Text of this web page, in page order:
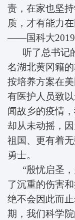
责，在家也坚
质，才有能力
——国科大
听了总书记
名湖北黄冈籍
按培养方案在
有医护人员致
闻故乡的疫情
却从未动摇，
祖国、更有着
勇士。
“殷忧启圣，
了沉重的伤害
绝不会因此而
期，我们科学